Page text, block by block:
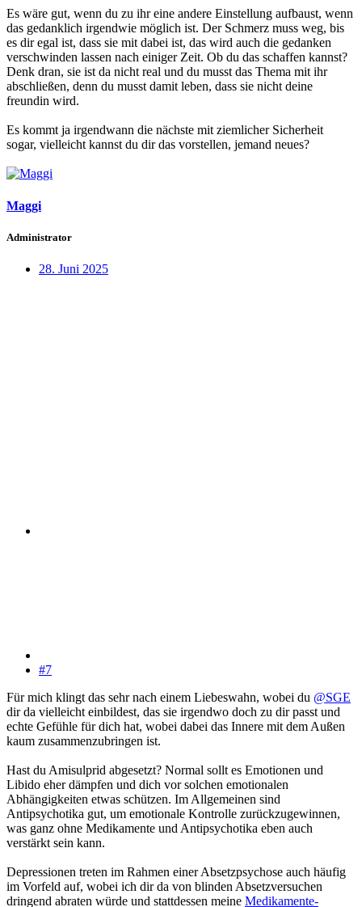
Es wäre gut, wenn du zu ihr eine andere Einstellung aufbaust, wenn
das gedanklich irgendwie möglich ist. Der Schmerz muss weg, bis
es dir egal ist, dass sie mit dabei ist, das wird auch die gedanken
verschwinden lassen nach einiger Zeit. Ob du das schaffen kannst?
Denk dran, sie ist da nicht real und du musst das Thema mit ihr
abschließen, denn du musst damit leben, dass sie nicht deine
freundin wird.
Es kommt ja irgendwann die nächste mit ziemlicher Sicherheit
sogar, vielleicht kannst du dir das vorstellen, jemand neues?
Maggi
Administrator
28. Juni 2025
#7
Für mich klingt das sehr nach einem Liebeswahn, wobei du @SGE
dir da vielleicht einbildest, das sie irgendwo doch zu dir passt und
echte Gefühle für dich hat, wobei dabei das Innere mit dem Außen
kaum zusammenzubringen ist.
Hast du Amisulprid abgesetzt? Normal sollt es Emotionen und
Libido eher dämpfen und dich vor solchen emotionalen
Abhängigkeiten etwas schützen. Im Allgemeinen sind
Antipsychotika gut, um emotionale Kontrolle zurückzugewinnen,
was ganz ohne Medikamente und Antipsychotika eben auch
verstärkt sein kann.
Depressionen treten im Rahmen einer Absetzpsychose auch häufig
im Vorfeld auf, wobei ich dir da von blinden Absetzversuchen
dringend abraten würde und stattdessen meine Medikamente-